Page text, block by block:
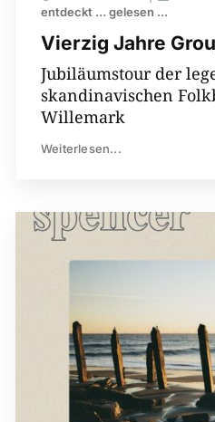
Vierzig Jahre
entdeckt … gelesen ...
Jubiläumstour der
skandinavischen
Willemark
Weiterlesen...